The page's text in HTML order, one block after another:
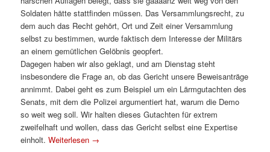
Soldaten hätte stattfinden müssen. Das Versammlungsrecht, zu
dem auch das Recht gehört, Ort und Zeit einer Versammlung
selbst zu bestimmen, wurde faktisch dem Interesse der Militärs
an einem gemütlichen Gelöbnis geopfert.
Dagegen haben wir also geklagt, und am Dienstag steht
insbesondere die Frage an, ob das Gericht unsere Beweisanträge
annimmt. Dabei geht es zum Beispiel um ein Lärmgutachten des
Senats, mit dem die Polizei argumentiert hat, warum die Demo
so weit weg soll. Wir halten dieses Gutachten für extrem
zweifelhaft und wollen, dass das Gericht selbst eine Expertise
einholt.Weiterlesen →